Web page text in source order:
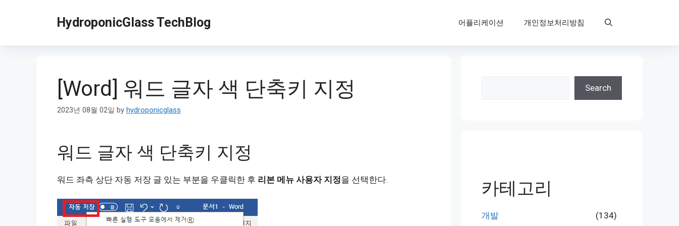
HydroponicGlass TechBlog 어플리케이션 개인정보처리방침
[Word] 워드 글자 색 단축키 지정
2023년 08월 02일 by hydroponicglass
워드 글자 색 단축키 지정
워드 좌측 상단 자동 저장 글 있는 부분을 우클릭한 후 리본 메뉴 사용자 지정을 선택한다.
Search
카테고리
개발
(134)